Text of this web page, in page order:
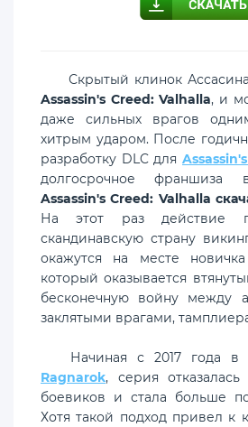
Скрытый клинок Ассасина
Assassin's Creed: Valhalla, и
даже сильных врагов
хитрым ударом. После
разработку DLC для
долгосрочное франшиза
Assassin's Creed: Valhalla
На этот раз действие
скандинавскую страну
окажутся на месте
который оказывается
бесконечную войну между
заклятыми врагами,
Начиная с 2017 года в
Ragnarok, серия
боевиков и стала больше
Хотя такой подход привел к